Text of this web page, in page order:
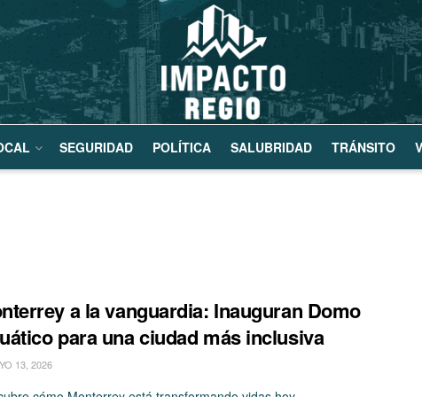
SEGURIDAD POLÍTICA SALUBRIDAD TRÁNSITO
a la vanguardia: Inauguran Domo
para una ciudad más inclusiva
13, 2026